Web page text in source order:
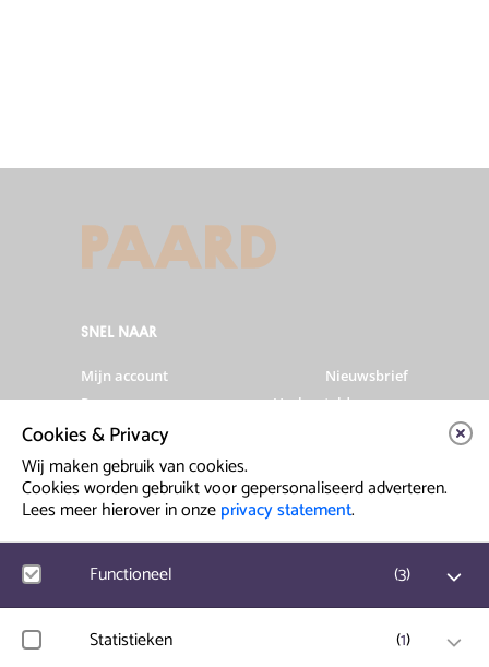
SNEL NAAR
Mijn account
Nieuwsbrief
Programma
Veelgestelde vragen
Partners & Sponsoren
Artiesten info
Prinsegracht 12
info@paard.nl
Cookies & Privacy
Wij maken gebruik van cookies.
Cookies worden gebruikt voor gepersonaliseerd adverteren.
Lees meer hierover in onzeprivacy statement.
Functioneel (3)
Google Analytics
Statistieken (1)